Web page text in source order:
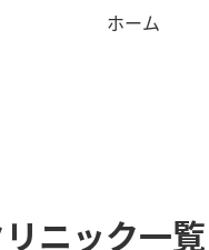
ホーム
ニック一覧